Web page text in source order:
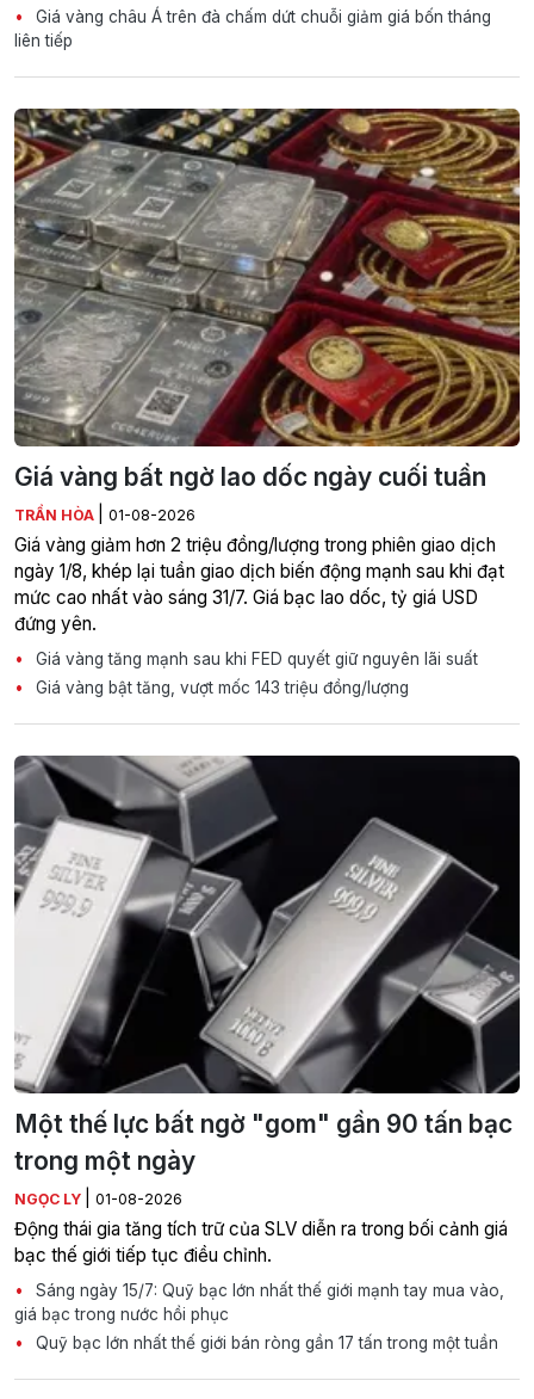
Giá vàng châu Á trên đà chấm dứt chuỗi giảm giá bốn tháng
liên tiếp
Giá vàng bất ngờ lao dốc ngày cuối tuần
TRẦN HÒA 01-08-2026
Giá vàng giảm hơn 2 triệu đồng/lượng trong phiên giao dịch
ngày 1/8, khép lại tuần giao dịch biến động mạnh sau khi đạt
mức cao nhất vào sáng 31/7. Giá bạc lao dốc, tỷ giá USD
đứng yên.
Giá vàng tăng mạnh sau khi FED quyết giữ nguyên lãi suất
Giá vàng bật tăng, vượt mốc 143 triệu đồng/lượng
Một thế lực bất ngờ "gom" gần 90 tấn bạc
trong một ngày
NGỌC LY 01-08-2026
Động thái gia tăng tích trữ của SLV diễn ra trong bối cảnh giá
bạc thế giới tiếp tục điều chỉnh.
Sáng ngày 15/7: Quỹ bạc lớn nhất thế giới mạnh tay mua vào,
giá bạc trong nước hồi phục
Quỹ bạc lớn nhất thế giới bán ròng gần 17 tấn trong một tuần